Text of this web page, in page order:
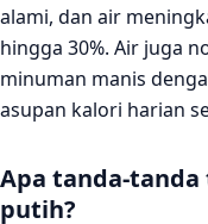
alami, dan air
hingga 30%. Air juga
minuman manis
asupan kalori harian
Apa tanda-
putih?